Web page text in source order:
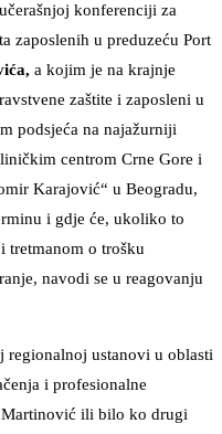
konferenciji za
zaposlenih u preduzeću Port
a kojim je na krajnje
zaštite i zaposleni u
podsjeća na najažurniji
centrom Crne Gore i
Karajović“ u Beogradu,
i gdje će, ukoliko to
tretmanom o trošku
navodi se u reagovanju
regionalnoj ustanovi u oblasti
i profesionalne
ili bilo ko drugi